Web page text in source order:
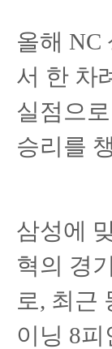
올해 NC
서 한 차
실점으
승리를
삼성에
혁의 경
로, 최근
이닝 8